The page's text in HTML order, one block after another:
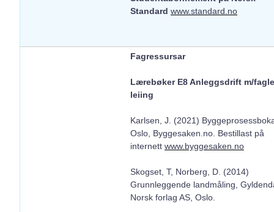
Standard www.standard.no
Fagressursar
Lærebøker E8 Anleggsdrift m/
leiing
Karlsen, J. (2021)
Oslo, Byggesaken.no. Bestillast på
internett www.byggesaken.no
Skogset, T, Norberg, D. (2014)
Grunnleggende landmåling,
Norsk forlag AS, Oslo.